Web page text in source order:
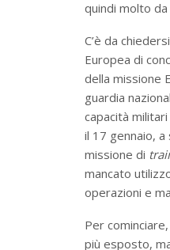
quindi molto
C’è da
Europea di
della missione
guardia
capacità
il 17 gennaio,
missione di
mancato
operazioni e
Per
più esposto,